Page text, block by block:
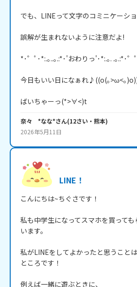
でも、LINEって文字のコミニケーシ
誤解が生まれないように注意だよ!
*･゜ﾟ･*:.｡..｡.:*･'おわりっ'･*:.｡. .｡.:*･゜
今日もいい日になぁれ♪((o(｡>ω<｡
ばいちゃーっ(*>∀<)t
奈々 *なな*さん(12さい・ 熊本)
2026年5月11日
LINE！
こんにちは~ちぐさです！
私も中学生になってスマホを買って
います。
私がLINEをしてよかったと思うこと
ところです！
例えば一緒に遊ぶときに、